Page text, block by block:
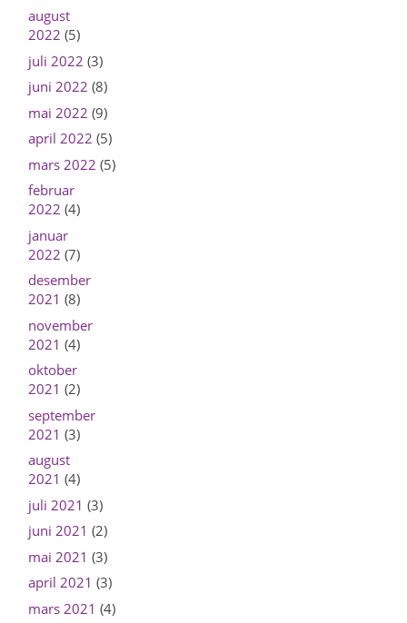
august
2022 (5)
juli 2022 (3)
juni 2022 (8)
mai 2022 (9)
april 2022 (5)
mars 2022 (5)
februar
2022 (4)
januar
2022 (7)
desember
2021 (8)
november
2021 (4)
oktober
2021 (2)
september
2021 (3)
august
2021 (4)
juli 2021 (3)
juni 2021 (2)
mai 2021 (3)
april 2021 (3)
mars 2021 (4)